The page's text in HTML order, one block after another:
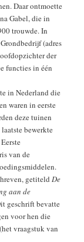
Daar ontmoette
Gabel, die in
trouwde. In
(adres
der
functies in één
in Nederland die
waren in eerste
deze tuinen
bewerkte
van de
getiteldDe
aan de
geschrift bevatte
voor hen die
vraagstuk van